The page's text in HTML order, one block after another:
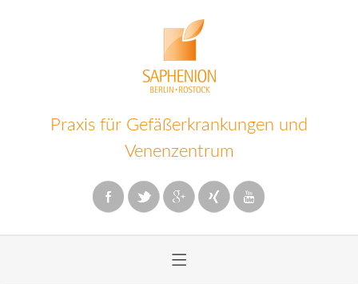
Praxis für Gefäßerkrankungen und
Venenzentrum
≡